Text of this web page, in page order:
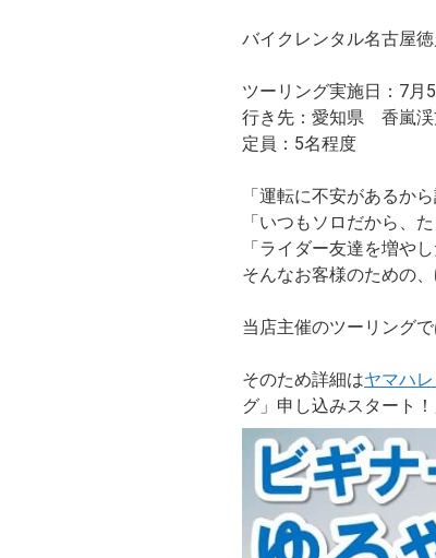
バイクレンタル名古屋
ツーリング実施日：7月5
行き先：愛知県 香嵐渓
定員：5名程度
「運転に不安があるか
「いつもソロだから、
「ライダー友達を増やし
そんなお客様のための
当店主催のツーリング
そのため詳細はヤマハ
グ」申し込みスタート